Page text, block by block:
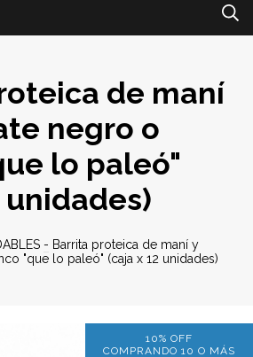
de maní
negro o
lo paleó"
unidades)
- Barrita proteica de maní y
"que lo paleó" (caja x 12 unidades)
10% OFF
COMPRANDO 10 O MÁS